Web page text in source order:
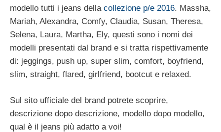
modello tutti i jeans della collezione p/e 2016. Massha,
Mariah, Alexandra, Comfy, Claudia, Susan, Theresa,
Selena, Laura, Martha, Ely, questi sono i nomi dei
modelli presentati dal brand e si tratta rispettivamente
di: jeggings, push up, super slim, comfort, boyfriend,
slim, straight, flared, girlfriend, bootcut e relaxed.
Sul sito ufficiale del brand potrete scoprire,
descrizione dopo descrizione, modello dopo modello,
qual è il jeans più adatto a voi!